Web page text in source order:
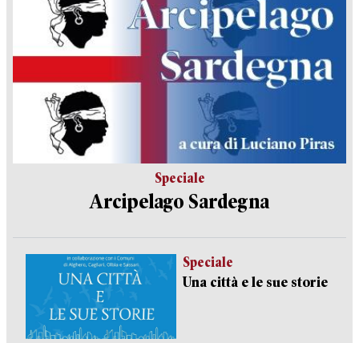
Speciale
Arcipelago Sardegna
Speciale
Una città e le sue storie